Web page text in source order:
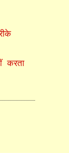
करता